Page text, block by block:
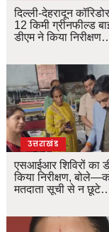
दिल्ली-देहरादून
12 किमी ग्रीनफील्ड
डीएम ने किया
उत्तराखंड
एसआईआर शिविरों का
किया निरीक्षण,
मतदाता सूची से न